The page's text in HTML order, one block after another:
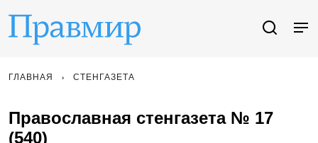
ГЛАВНАЯ СТЕНГАЗЕТА
Православная стенгазета № 17
(540)